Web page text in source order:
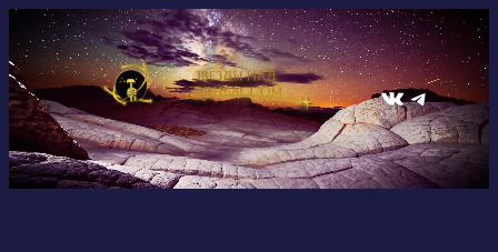
Перейти
содержимому
ВКонтакте Telegram